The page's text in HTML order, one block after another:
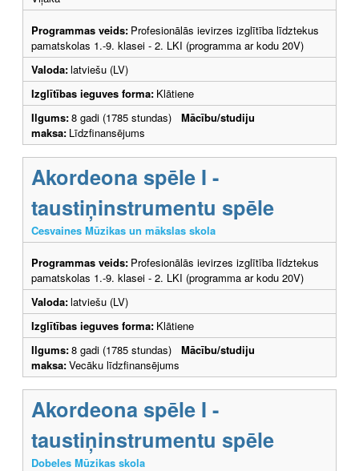
Programmas veids: Profesionālās ievirzes izglītība līdztekus
pamatskolas 1.-9. klasei - 2. LKI (programma ar kodu 20V)
Valoda:latviešu (LV)
Izglītības ieguves forma: Klātiene
Ilgums:8 gadi (1785 stundas) Mācību/studiju
maksa: Līdzfinansējums
Akordeona spēle I -
taustiņinstrumentu spēle
Cesvaines Mūzikas un mākslas skola
Programmas veids: Profesionālās ievirzes izglītība līdztekus
pamatskolas 1.-9. klasei - 2. LKI (programma ar kodu 20V)
Valoda:latviešu (LV)
Izglītības ieguves forma: Klātiene
Ilgums:8 gadi (1785 stundas) Mācību/studiju
maksa:Vecāku līdzfinansējums
Akordeona spēle I -
taustiņinstrumentu spēle
Dobeles Mūzikas skola